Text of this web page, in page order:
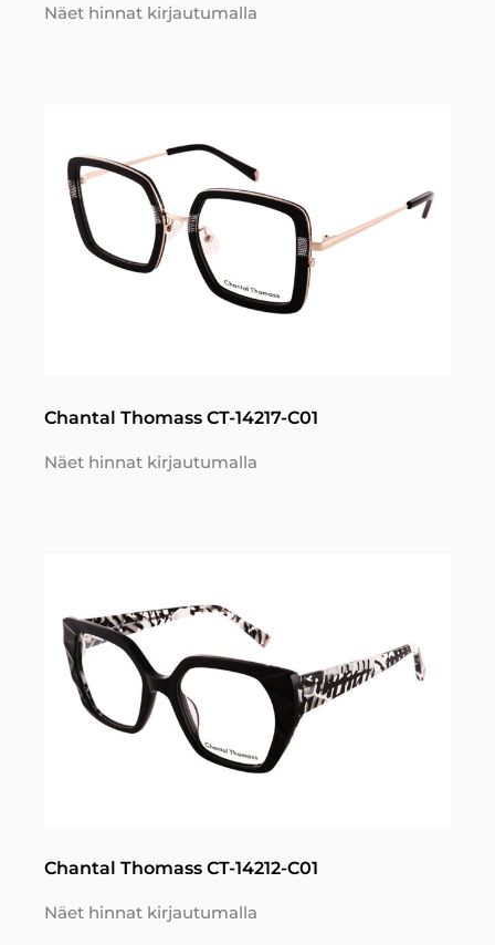
Näet hinnat kirjautumalla
Chantal Thomass CT-14217-C01
Näet hinnat kirjautumalla
Chantal Thomass CT-14212-C01
Näet hinnat kirjautumalla